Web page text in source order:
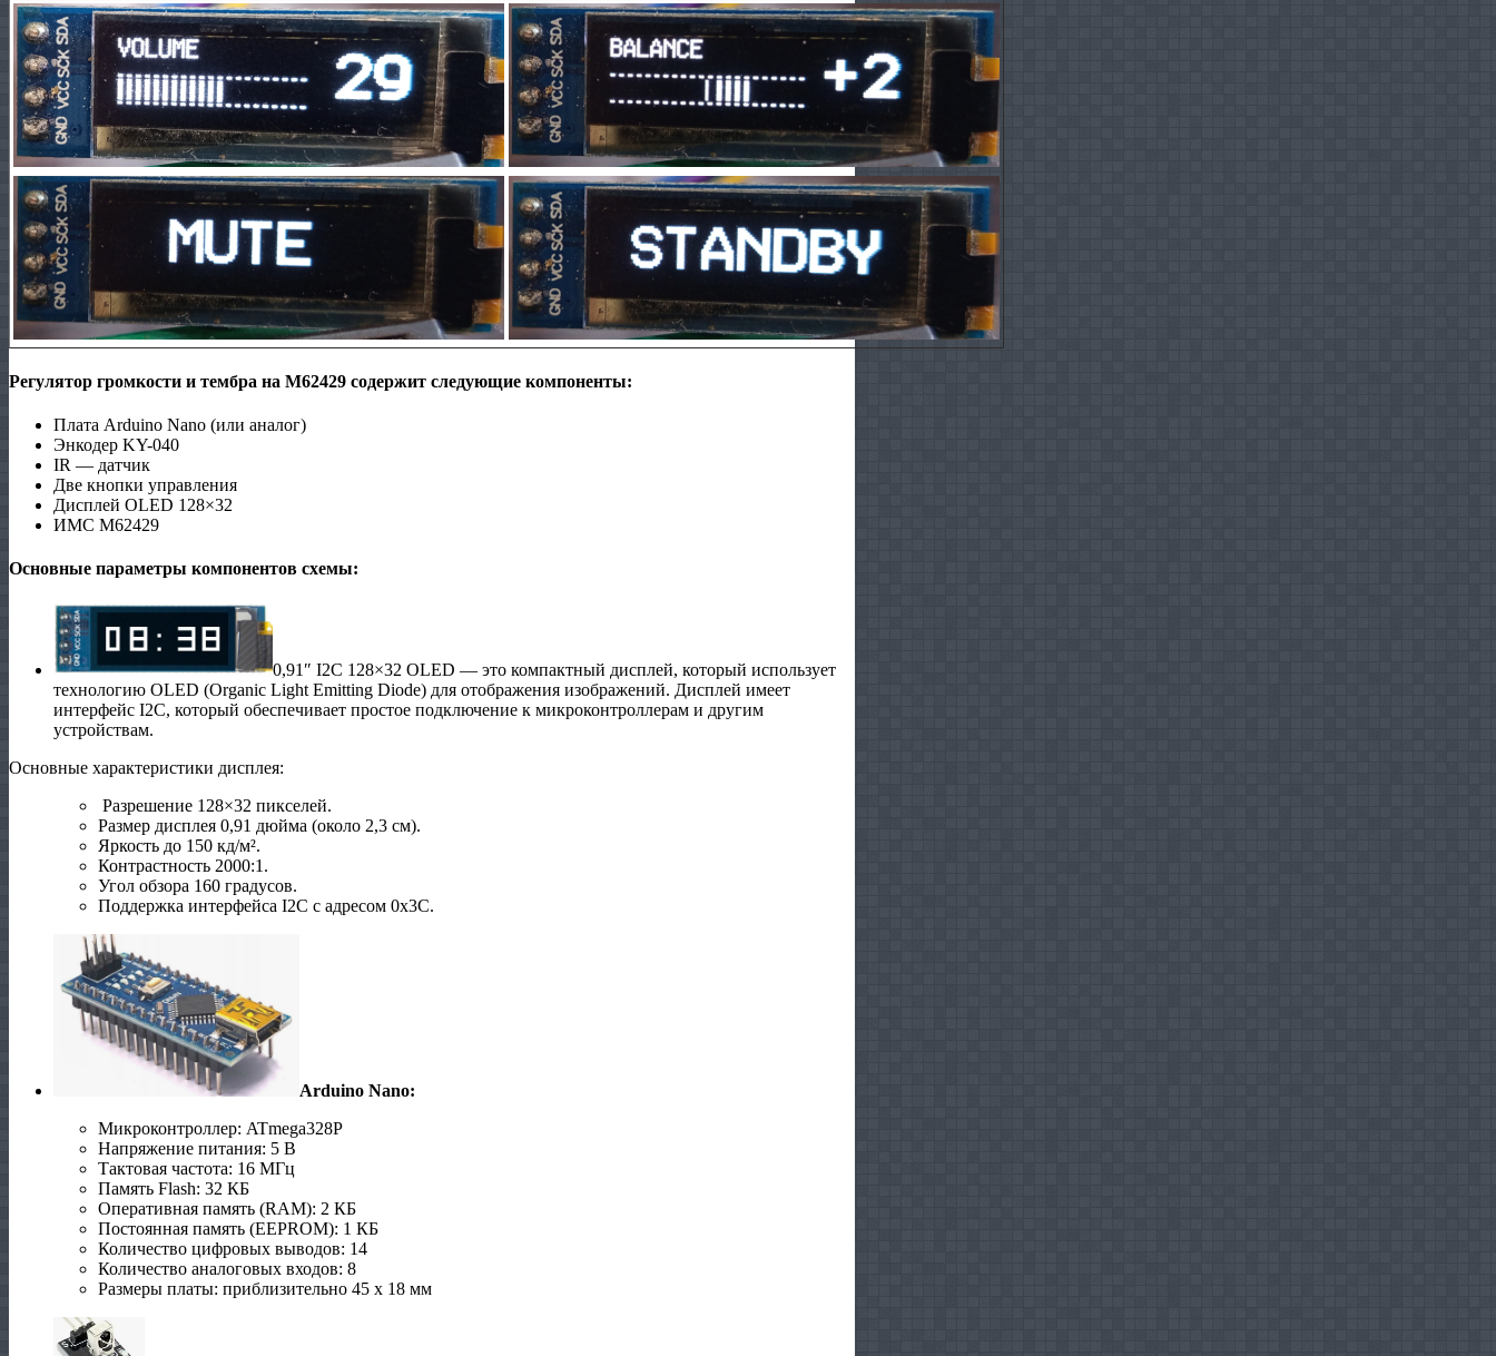
Регулятор громкости и тембра на M62429 содержит следующие компоненты:
Плата Arduino Nano (или аналог)
Энкодер KY-040
IR — датчик
Две кнопки управления
Дисплей OLED 128×32
ИМС M62429
Основные параметры компонентов схемы:
0,91″ I2C 128×32 OLED — это компактный дисплей, который использует
технологию OLED (Organic Light Emitting Diode) для отображения изображений. Дисплей имеет
интерфейс I2C, который обеспечивает простое подключение к микроконтроллерам и другим
устройствам.
Основные характеристики дисплея:
Разрешение 128×32 пикселей.
Размер дисплея 0,91 дюйма (около 2,3 см).
Яркость до 150 кд/м².
Контрастность 2000:1.
Угол обзора 160 градусов.
Поддержка интерфейса I2C с адресом 0x3C.
Arduino Nano:
Микроконтроллер: ATmega328P
Напряжение питания: 5 В
Тактовая частота: 16 МГц
Память Flash: 32 КБ
Оперативная память (RAM): 2 КБ
Постоянная память (EEPROM): 1 КБ
Количество цифровых выводов: 14
Количество аналоговых входов: 8
Размеры платы: приблизительно 45 x 18 мм